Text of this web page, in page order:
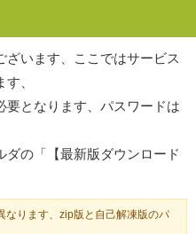
います、ここではサービス
、
要となります、パスワードは
ダの「【最新版ダウンロード
ります、zip版と自己解凍版のパ